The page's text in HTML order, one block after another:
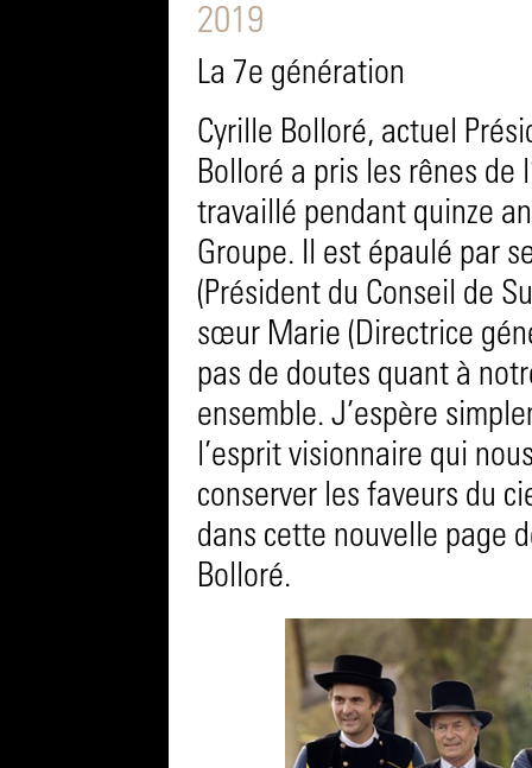
2019
La 7e génération
Cyrille Bolloré, actuel
Bolloré a pris les rênes de
travaillé pendant quinze
Groupe. Il est épaulé par
(Président du Conseil de
sœur Marie (Directrice
pas de doutes quant à
ensemble. J’espère
l’esprit visionnaire qui
conserver les faveurs du
dans cette nouvelle page
Bolloré.